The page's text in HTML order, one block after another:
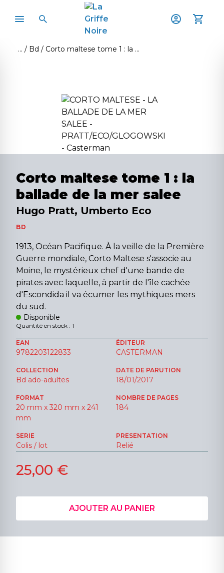
Bd Corto maltese tome 1 : la ballade de la mer salee
Corto maltese tome 1 : la
ballade de la mer salee
Hugo Pratt, Umberto Eco
BD
1913, Océan Pacifique. À la veille de la Première
Guerre mondiale, Corto Maltese s'associe au
Moine, le mystérieux chef d'une bande de
pirates avec laquelle, à partir de l'île cachée
d'Escondida il va écumer les mythiques mers
du sud.
Disponible
Quantité en stock : 1
EAN
9782203122833
ÉDITEUR
CASTERMAN
COLLECTION
Bd ado-adultes
DATE DE PARUTION
18/01/2017
FORMAT
20 mm x 320 mm x 241
mm
NOMBRE DE PAGES
184
SERIE
Colis / lot
PRESENTATION
Relié
25,00 €
AJOUTER AU PANIER